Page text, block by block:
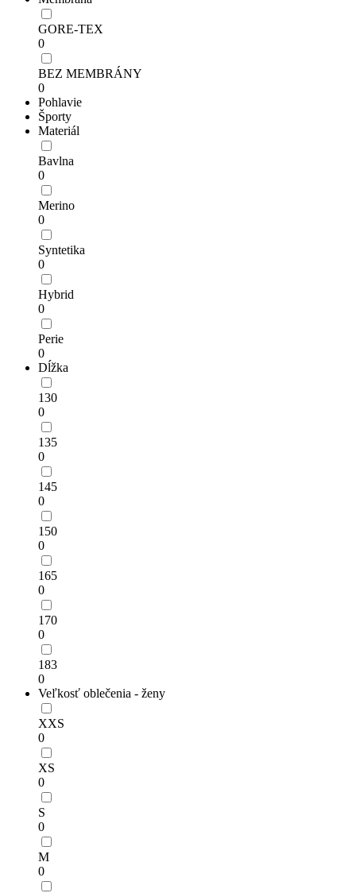
GORE-TEX
0
BEZ MEMBRÁNY
0
Pohlavie
Športy
Materiál
Bavlna
0
Merino
0
Syntetika
0
Hybrid
0
Perie
0
Dĺžka
130
0
135
0
145
0
150
0
165
0
170
0
183
0
Veľkosť oblečenia - ženy
XXS
0
XS
0
S
0
M
0